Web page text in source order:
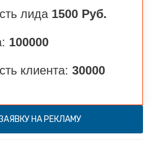
лида 1500 Руб.
100000
клиента: 30000
НА РЕКЛАМУ